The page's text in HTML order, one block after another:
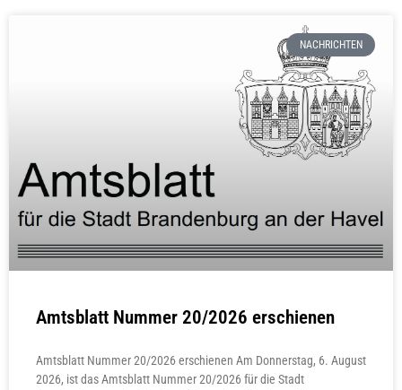
NACHRICHTEN
Amtsblatt Nummer 20/2026 erschienen
Amtsblatt Nummer 20/2026 erschienen Am Donnerstag, 6. August
2026, ist das Amtsblatt Nummer 20/2026 für die Stadt